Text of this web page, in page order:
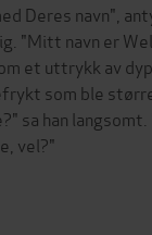
Deres navn",
"Mitt navn er
et uttrykk av
som ble
sa han
vel?"